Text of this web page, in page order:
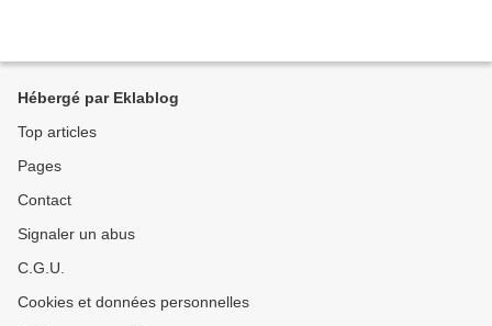
Hébergé par Eklablog
Top articles
Pages
Contact
Signaler un abus
C.G.U.
Cookies et données personnelles